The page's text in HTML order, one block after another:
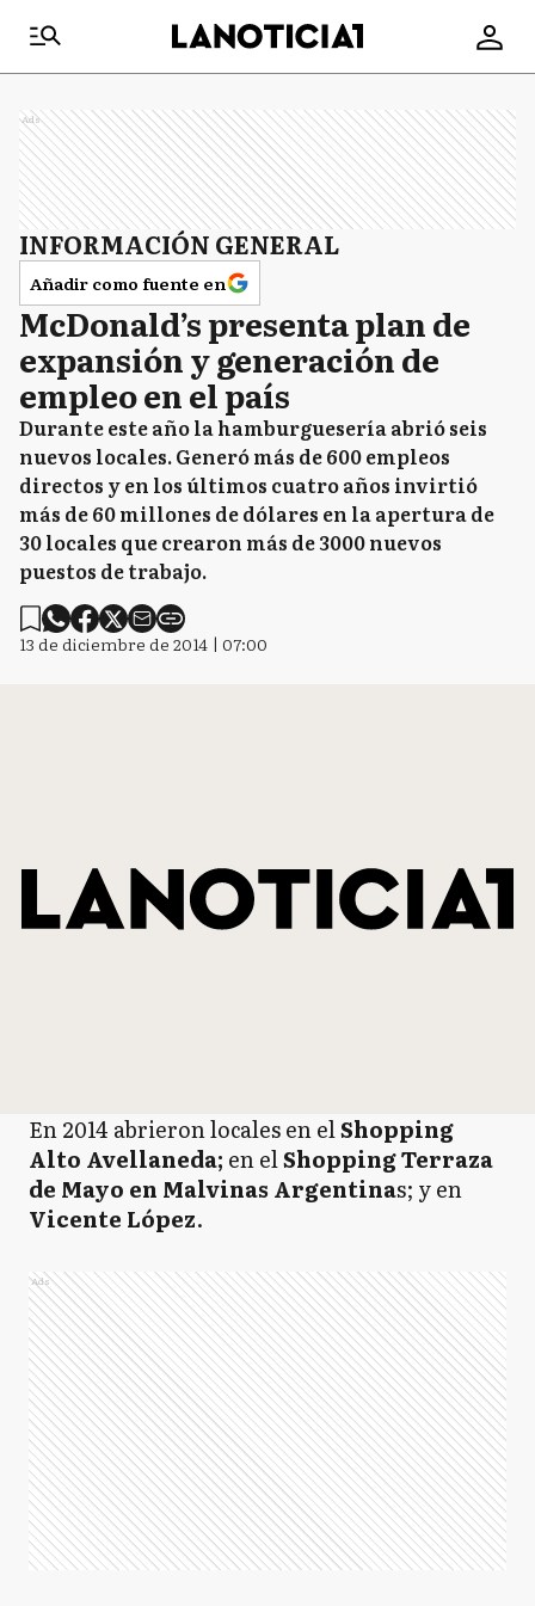
Ads
INFORMACIÓN GENERAL
Añadir como fuente en
McDonald’s presenta plan de
expansión y generación de
empleo en el país
Durante este año la hamburguesería abrió seis
nuevos locales. Generó más de 600 empleos
directos y en los últimos cuatro años invirtió
más de 60 millones de dólares en la apertura de
30 locales que crearon más de 3000 nuevos
puestos de trabajo.
13 de diciembre de 2014 | 07:00
En 2014 abrieron locales en elShopping
Alto Avellaneda; en elShopping Terraza
de Mayo en Malvinas Argentinas; y en
Vicente López.
Ads